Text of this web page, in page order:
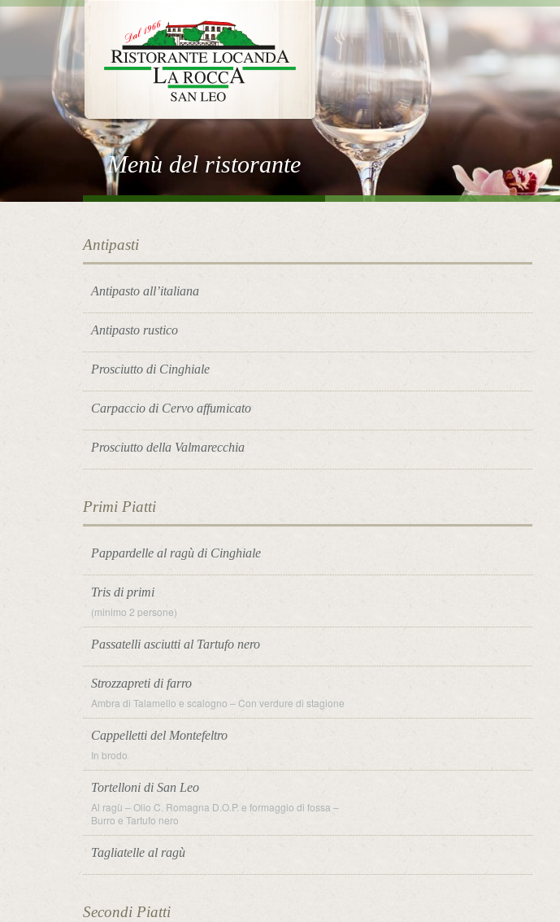
Menù del ristorante
Antipasti
Antipasto all’italiana
Antipasto rustico
Prosciutto di Cinghiale
Carpaccio di Cervo affumicato
Prosciutto della Valmarecchia
Primi Piatti
Pappardelle al ragù di Cinghiale
Tris di primi
(minimo 2 persone)
Passatelli asciutti al Tartufo nero
Strozzapreti di farro
Ambra di Talamello e scalogno – Con verdure di stagione
Cappelletti del Montefeltro
In brodo
Tortelloni di San Leo
Al ragù – Olio C. Romagna D.O.P. e formaggio di fossa –
Burro e Tartufo nero
Tagliatelle al ragù
Secondi Piatti